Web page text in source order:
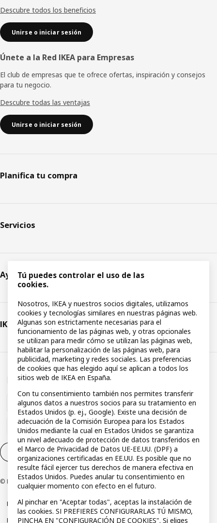
Descubre todos los beneficios
Unirse o iniciar sesión
Únete a la Red IKEA para Empresas
El club de empresas que te ofrece ofertas, inspiración y consejos
para tu negocio.
Descubre todas las ventajas
Unirse o iniciar sesión
Planifica tu compra
Servicios
Ayuda
IKEA
Configuración de cookies ES
© Inter IKEA Systems B.V 1999-2026
Política de privacidadPolítica de cookiesTérminos y condiciones
Política de divulgación responsable
Tú puedes controlar el uso de las
cookies.
Nosotros, IKEA y nuestros socios digitales, utilizamos
cookies y tecnologías similares en nuestras páginas web.
Algunas son estrictamente necesarias para el
funcionamiento de las páginas web, y otras opcionales
se utilizan para medir cómo se utilizan las páginas web,
habilitar la personalización de las páginas web, para
publicidad, marketing y redes sociales. Las preferencias
de cookies que has elegido aquí se aplican a todos los
sitios web de IKEA en España.
Con tu consentimiento también nos permites transferir
algunos datos a nuestros socios para su tratamiento en
Estados Unidos (p. ej., Google). Existe una decisión de
adecuación de la Comisión Europea para los Estados
Unidos mediante la cual en Estados Unidos se garantiza
un nivel adecuado de protección de datos transferidos en
el Marco de Privacidad de Datos UE-EE.UU. (DPF) a
organizaciones certificadas en EE.UU. Es posible que no
resulte fácil ejercer tus derechos de manera efectiva en
Estados Unidos. Puedes anular tu consentimiento en
cualquier momento con efecto en el futuro.
Al pinchar en "Aceptar todas", aceptas la instalación de
las cookies. SI PREFIERES CONFIGURARLAS TÚ MISMO,
PINCHA EN "CONFIGURACIÓN DE COOKIES". Si eliges